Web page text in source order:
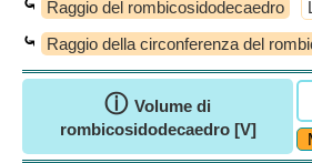
⤿ Raggio del rombicosidodecaedro
⤿ Raggio della circonferenza del
ⓘ Volume di
rombicosidodecaedro [V]